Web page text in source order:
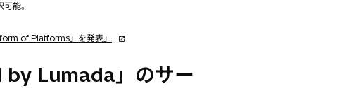
能。
of Platforms」を発表」
新
タ
by Lumada」のサー